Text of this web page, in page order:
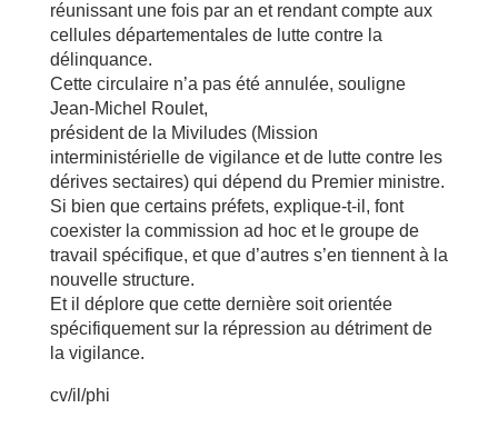
réunissant une fois par an et rendant compte aux
cellules départementales de lutte contre la
délinquance.
Cette circulaire n’a pas été annulée, souligne
Jean-Michel Roulet,
président de la Miviludes (Mission
interministérielle de vigilance et de lutte contre les
dérives sectaires) qui dépend du Premier ministre.
Si bien que certains préfets, explique-t-il, font
coexister la commission ad hoc et le groupe de
travail spécifique, et que d’autres s’en tiennent à la
nouvelle structure.
Et il déplore que cette dernière soit orientée
spécifiquement sur la répression au détriment de
la vigilance.
cv/il/phi